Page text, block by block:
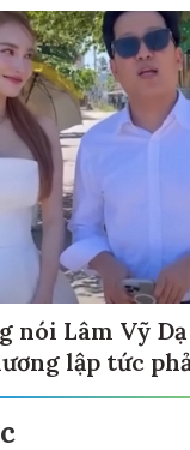
nói Lâm Vỹ Dạ
lập tức